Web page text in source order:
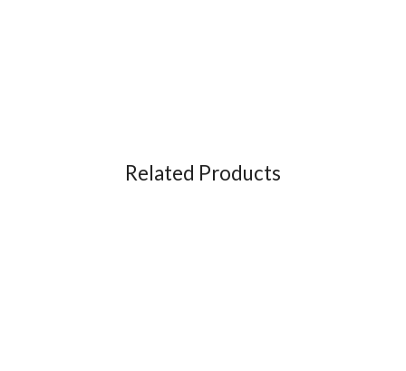
Related Products